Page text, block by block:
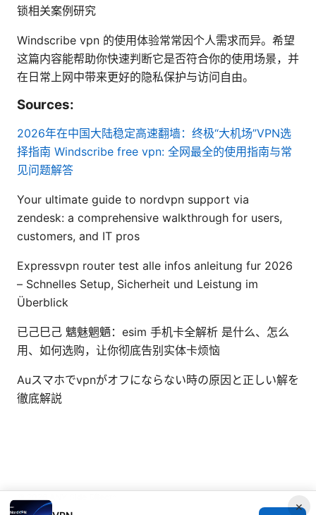
锁相关案例研究
Windscribe vpn 的使用体验常常因个人需求而异。希望
这篇内容能帮助你快速判断它是否符合你的使用场景，并
在日常上网中带来更好的隐私保护与访问自由。
Sources:
2026年在中国大陆稳定高速翻墙：终极“大机场”VPN选
择指南 Windscribe free vpn: 全网最全的使用指南与常
见问题解答
Your ultimate guide to nordvpn support via
zendesk: a comprehensive walkthrough for users,
customers, and IT pros
Expressvpn router test alle infos anleitung fur 2026
– Schnelles Setup, Sicherheit und Leistung im
Überblick
已己巳己 魑魅魍魉：esim 手机卡全解析 是什么、怎么
用、如何选购，让你彻底告别实体卡烦恼
Auスマホでvpnがオフにならない時の原因と正しい解を
徹底解説
×